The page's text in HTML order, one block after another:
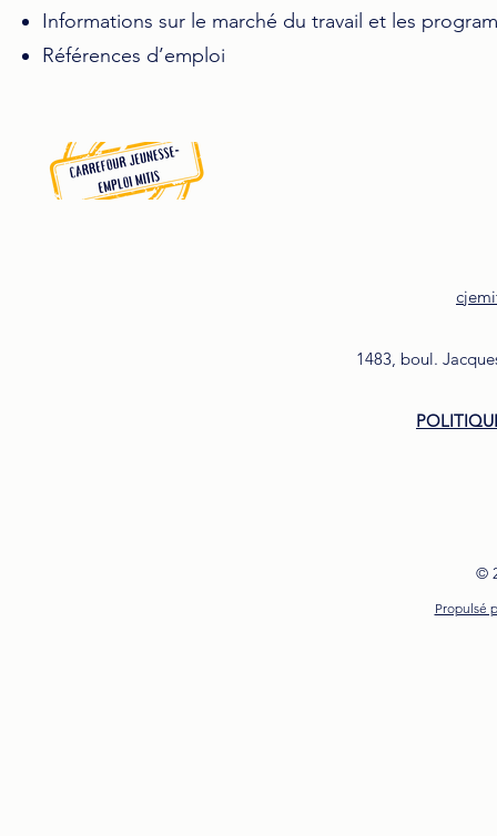
Informations sur le marché du travail et les
Références d’emploi
1483, boul.
©
Propulsé